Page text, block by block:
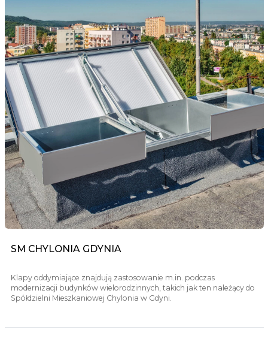
SM CHYLONIA GDYNIA
Klapy oddymiające znajdują zastosowanie m.in. podczas
modernizacji budynków wielorodzinnych, takich jak ten należący do
Spółdzielni Mieszkaniowej Chylonia w Gdyni.